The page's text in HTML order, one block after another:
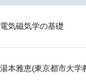
電気磁気学の基礎
湯本雅恵(東京都市大